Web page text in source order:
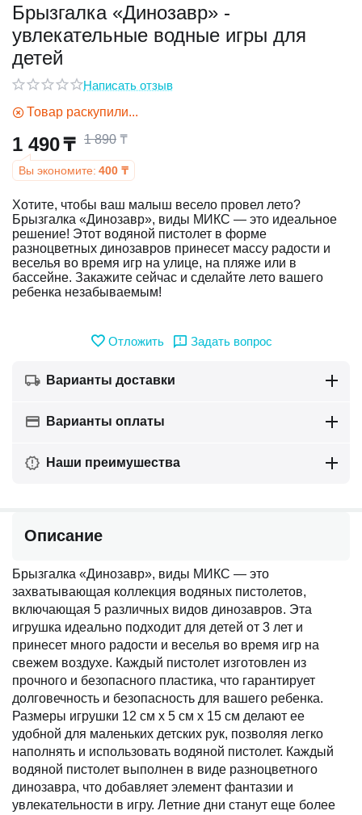
Брызгалка «Динозавр» -
увлекательные водные игры для
детей
Написать отзыв
Товар раскупили...
1 490₸ 1 890 ₸
Вы экономите: 400 ₸
Хотите, чтобы ваш малыш весело провел лето?
Брызгалка «Динозавр», виды МИКС — это идеальное
решение! Этот водяной пистолет в форме
разноцветных динозавров принесет массу радости и
веселья во время игр на улице, на пляже или в
бассейне. Закажите сейчас и сделайте лето вашего
ребенка незабываемым!
Отложить Задать вопрос
Варианты доставки
Варианты оплаты
Наши преимушества
Описание
Брызгалка «Динозавр», виды МИКС — это
захватывающая коллекция водяных пистолетов,
включающая 5 различных видов динозавров. Эта
игрушка идеально подходит для детей от 3 лет и
принесет много радости и веселья во время игр на
свежем воздухе. Каждый пистолет изготовлен из
прочного и безопасного пластика, что гарантирует
долговечность и безопасность для вашего ребенка.
Размеры игрушки 12 см х 5 см х 15 см делают ее
удобной для маленьких детских рук, позволяя легко
наполнять и использовать водяной пистолет. Каждый
водяной пистолет выполнен в виде разноцветного
динозавра, что добавляет элемент фантазии и
увлекательности в игру. Летние дни станут еще более